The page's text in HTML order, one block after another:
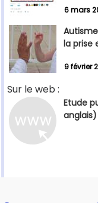
6 mars
la prise
9 février
Sur le web :
Etude
anglais)